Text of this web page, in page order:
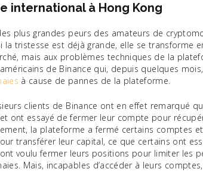
international à Hong Kong
des plus grandes peurs des amateurs de
la tristesse est déjà grande, elle se transforme
mais aux problèmes techniques de la
de Binance qui, depuis quelques
à cause de pannes de la plateforme.
clients de Binance ont en effet remarqué
ont essayé de fermer leur compte pour
la plateforme a fermé certains comptes
transférer leur capital, ce que certains ont
voulu fermer leurs positions pour limiter les
Mais, incapables d’accéder à leurs